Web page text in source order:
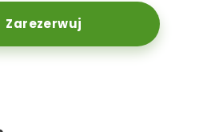
Zarezerwuj